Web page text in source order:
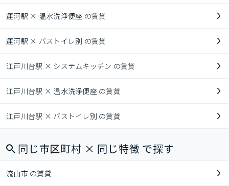
運河駅 × 温水洗浄便座 の賃貸
運河駅 × バストイレ別 の賃貸
江戸川台駅 × システムキッチン の賃貸
江戸川台駅 × 温水洗浄便座 の賃貸
江戸川台駅 × バストイレ別 の賃貸
同じ市区町村 × 同じ特徴 で探す
流山市 の賃貸